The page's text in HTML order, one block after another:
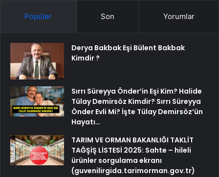
Popüler Son Yorumlar
Derya Bakbak Eşi Bülent Bakbak
Kimdir ?
Sırrı Süreyya Önder’in Eşi Kim? Halide
Tülay Demirsöz Kimdir? Sırrı Süreyya
Önder Evli Mi? İşte Tülay Demirsöz’ün
Hayatı…
TARIM VE ORMAN BAKANLIĞI TAKLİT
TAĞŞİŞ LİSTESİ 2025: Sahte – hileli
ürünler sorgulama ekranı
(guvenilirgida.tarimorman.gov.tr)